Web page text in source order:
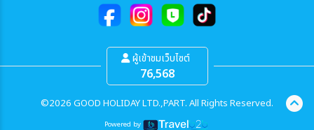
ผู้เข้าชมเว็บไซต์
76,568
©2026 GOOD HOLIDAY LTD.,PART. All Rights Reserved.
Powered by